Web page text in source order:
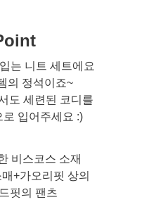
는 니트 세트에요
의 정석이죠~
도 세련된 코디를
입어주세요 :)
비스코스 소재
+가오리핏 상의
핏의 팬츠